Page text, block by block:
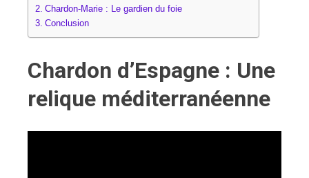
Chardon-Marie : Le gardien du foie
Conclusion
Chardon d’Espagne : Une
relique méditerranéenne